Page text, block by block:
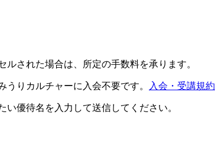
された場合は、所定の手数料を承ります。
りカルチャーに入会不要です。 入会・受講規約
優待名を入力して送信してください。